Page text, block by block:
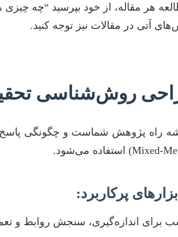
هر مقاله، از خود بپرسید “چه
آتی در مقالات نیز توجه کنید.
روش‌شناسی
پژوهش شماست و چگونگی
پرکاربرد:
برای اندازه‌گیری، سنجش روابط و